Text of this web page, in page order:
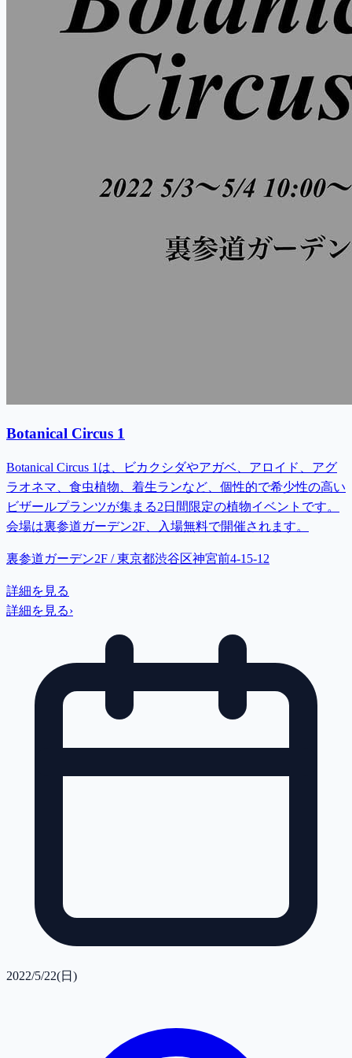
Botanical Circus 1
Botanical Circus 1は、ビカクシダやアガベ、アロイド、アグ
ラオネマ、食虫植物、着生ランなど、個性的で希少性の高い
ビザールプランツが集まる2日間限定の植物イベントです。
会場は裏参道ガーデン2F、入場無料で開催されます。
裏参道ガーデン2F / 東京都渋谷区神宮前4-15-12
詳細を見る
詳細を見る›
2022/5/22(日)